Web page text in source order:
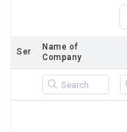
Ser
Name of
Company